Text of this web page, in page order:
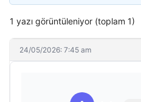
1 yazı görüntüleniyor (toplam 1)
24/05/2026: 7:45 am